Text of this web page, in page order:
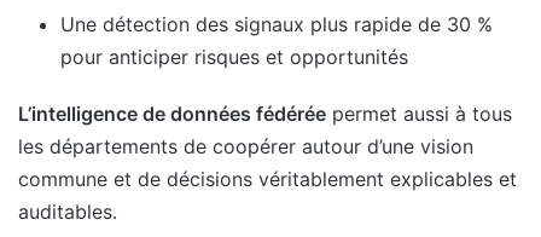
Une détection des signaux plus rapide de 30 %
pour anticiper risques et opportunités
L’intelligence de données fédérée permet aussi à tous
les départements de coopérer autour d’une vision
commune et de décisions véritablement explicables et
auditables.